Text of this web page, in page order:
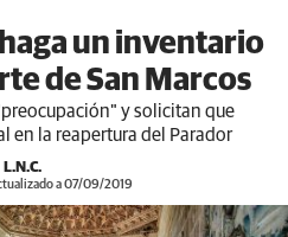
un inventario
de San Marcos
y solicitan que
en la reapertura del Parador
L.N.C.
a 07/09/2019